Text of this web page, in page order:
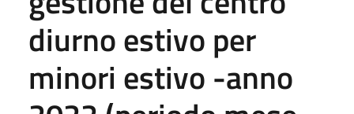
diurno estivo per
minori estivo -anno